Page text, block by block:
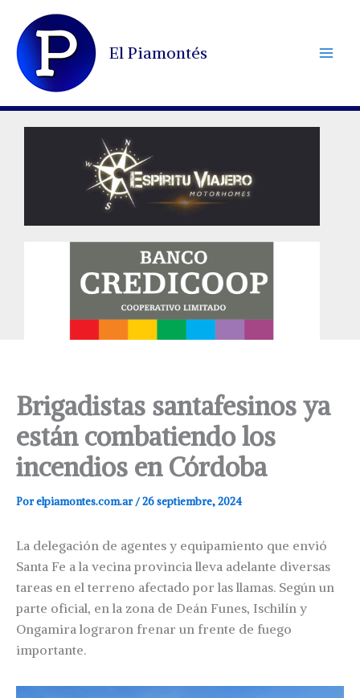
contenido
El Piamontés
Brigadistas santafesinos ya
están combatiendo los
incendios en Córdoba
Porelpiamontes.com.ar/26 septiembre, 2024
La delegación de agentes y equipamiento que envió
Santa Fe a la vecina provincia lleva adelante diversas
tareas en el terreno afectado por las llamas. Según un
parte oficial, en la zona de Deán Funes, Ischilín y
Ongamira lograron frenar un frente de fuego
importante.